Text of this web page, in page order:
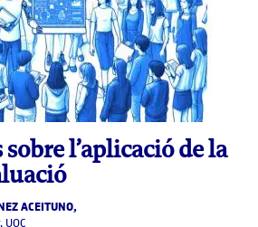
sobre l’aplicació de la
ACEITUNO,